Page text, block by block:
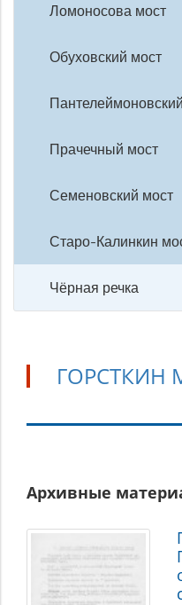
Ломоносова мост
Обуховский мост
Прачечный мост
Семеновский мост
Старо-Калинкин
Чёрная речка
ГОРСТКИН
мост
Архивные